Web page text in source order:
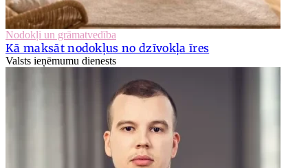
Nodokļi un grāmatvedība
Kā maksāt nodokļus no dzīvokļa īres
Valsts ieņēmumu dienests